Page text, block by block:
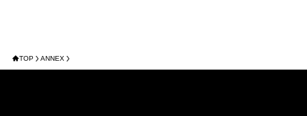
TOP ANNEX